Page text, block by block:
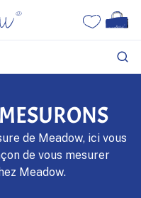
de Meadow, ici vous
de vous mesurer
Meadow.